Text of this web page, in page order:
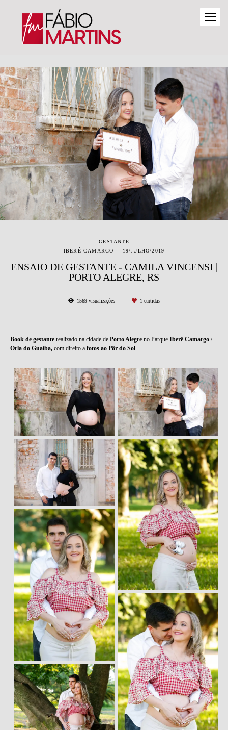
GESTANTE
IBERÊ CAMARGO
19/JULHO/2019
ENSAIO DE GESTANTE - CAMILA VINCENSI |
PORTO ALEGRE, RS
1569 visualizações 1 curtidas
Book de gestante realizado na cidade de Porto Alegre no Parque Iberê Camargo /
Orla do Guaíba, com direito a fotos ao Pôr do Sol